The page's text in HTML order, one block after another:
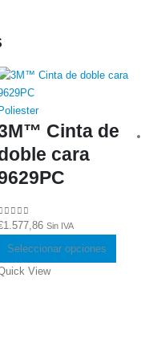
Poliester
Cinta de
cara
out of 5
1.577,86 Sin IVA
Seleccionar opciones
View